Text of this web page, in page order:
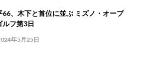
66、木下と首位に並ぶ ミズノ・オープ
ルフ第3日
年5月25日